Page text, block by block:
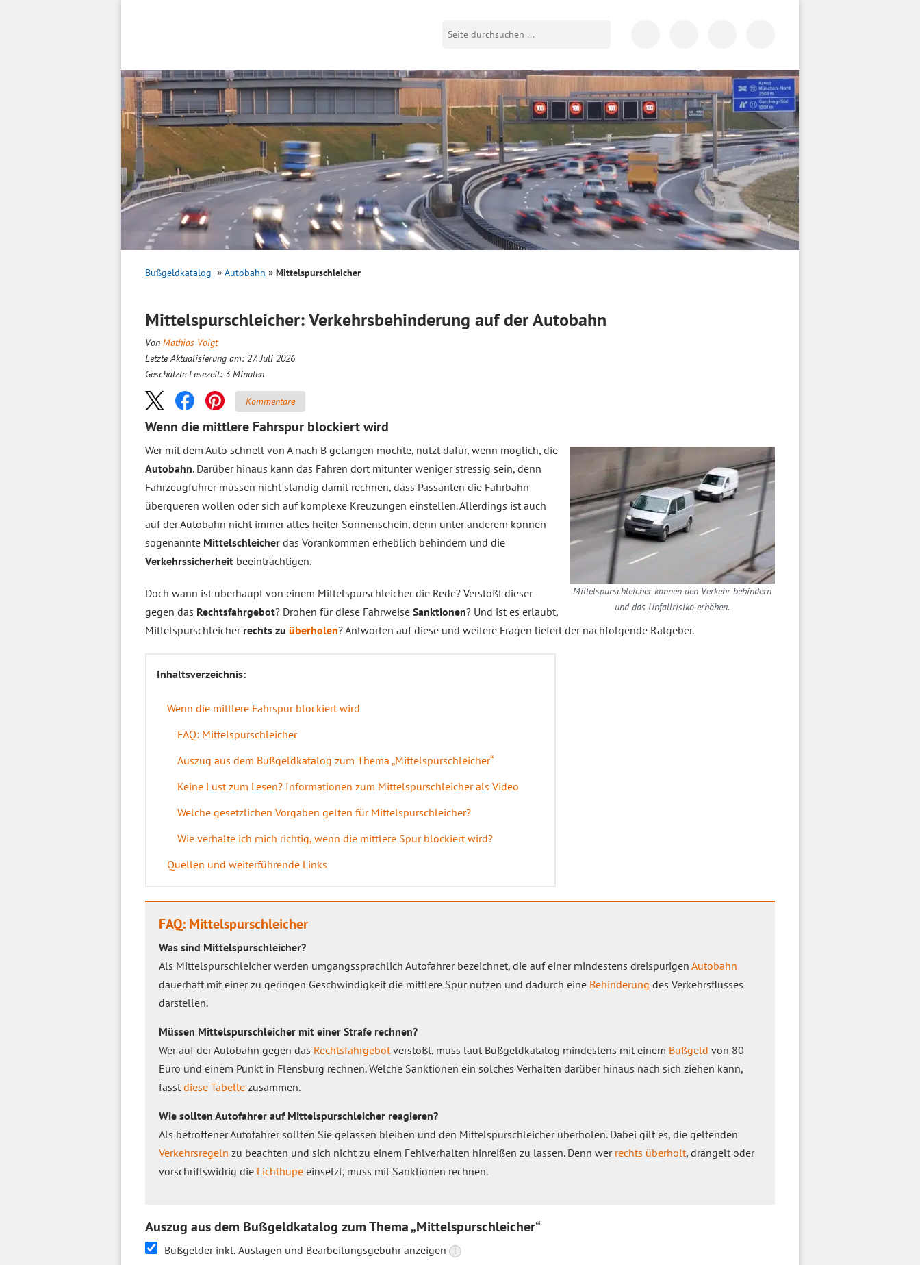
Bußgeldkatalog Autobahn Mittelspurschleicher
Mittelspurschleicher: Verkehrsbehinderung auf der Autobahn
Von Mathias Voigt
Letzte Aktualisierung am: 27. Juli 2026
Geschätzte Lesezeit: 3 Minuten
Kommentare
Wenn die mittlere Fahrspur blockiert wird
Mittelspurschleicher können den Verkehr behindern
und das Unfallrisiko erhöhen.
Wer mit dem Auto schnell von A nach B gelangen möchte, nutzt dafür, wenn möglich, die
Autobahn. Darüber hinaus kann das Fahren dort mitunter weniger stressig sein, denn
Fahrzeugführer müssen nicht ständig damit rechnen, dass Passanten die Fahrbahn
überqueren wollen oder sich auf komplexe Kreuzungen einstellen. Allerdings ist auch
auf der Autobahn nicht immer alles heiter Sonnenschein, denn unter anderem können
sogenannte Mittelschleicher das Vorankommen erheblich behindern und die
Verkehrssicherheit beeinträchtigen.
Doch wann ist überhaupt von einem Mittelspurschleicher die Rede? Verstößt dieser
gegen das Rechtsfahrgebot? Drohen für diese Fahrweise Sanktionen? Und ist es erlaubt,
Mittelspurschleicher rechts zu überholen? Antworten auf diese und weitere Fragen liefert der nachfolgende Ratgeber.
Inhaltsverzeichnis:
Wenn die mittlere Fahrspur blockiert wird
FAQ: Mittelspurschleicher
Auszug aus dem Bußgeldkatalog zum Thema „Mittelspurschleicher“
Keine Lust zum Lesen? Informationen zum Mittelspurschleicher als Video
Welche gesetzlichen Vorgaben gelten für Mittelspurschleicher?
Wie verhalte ich mich richtig, wenn die mittlere Spur blockiert wird?
Quellen und weiterführende Links
FAQ: Mittelspurschleicher
Was sind Mittelspurschleicher?
Als Mittelspurschleicher werden umgangssprachlich Autofahrer bezeichnet, die auf einer mindestens dreispurigen Autobahn
dauerhaft mit einer zu geringen Geschwindigkeit die mittlere Spur nutzen und dadurch eine Behinderung des Verkehrsflusses
darstellen.
Müssen Mittelspurschleicher mit einer Strafe rechnen?
Wer auf der Autobahn gegen das Rechtsfahrgebotverstößt, muss laut Bußgeldkatalog mindestens mit einem Bußgeld von 80
Euro und einem Punkt in Flensburg rechnen. Welche Sanktionen ein solches Verhalten darüber hinaus nach sich ziehen kann,
fasst diese Tabelle zusammen.
Wie sollten Autofahrer auf Mittelspurschleicher reagieren?
Als betroffener Autofahrer sollten Sie gelassen bleiben und den Mittelspurschleicher überholen. Dabei gilt es, die geltenden
Verkehrsregeln zu beachten und sich nicht zu einem Fehlverhalten hinreißen zu lassen. Denn wer rechts überholt, drängelt oder
vorschriftswidrig die Lichthupe einsetzt, muss mit Sanktionen rechnen.
Auszug aus dem Bußgeldkatalog zum Thema „Mittelspurschleicher“
Bußgelder inkl. Auslagen und Bearbeitungsgebühr anzeigen i